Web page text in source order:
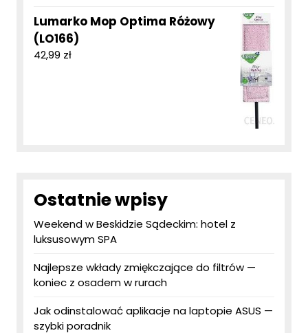
Lumarko Mop Optima Różowy
(LO166)
42,99 zł
Ostatnie wpisy
Weekend w Beskidzie Sądeckim: hotel z
luksusowym SPA
Najlepsze wkłady zmiękczające do filtrów —
koniec z osadem w rurach
Jak odinstalować aplikacje na laptopie ASUS —
szybki poradnik